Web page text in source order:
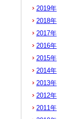
2019年
2018年
2017年
2016年
2015年
2014年
2013年
2012年
2011年